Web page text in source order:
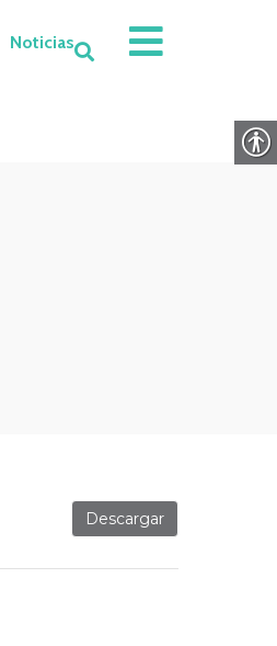
Noticias
Descargar